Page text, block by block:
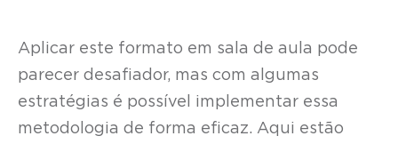
Aplicar este formato em sala de aula pode
parecer desafiador, mas com algumas
estratégias é possível implementar essa
metodologia de forma eficaz. Aqui estão